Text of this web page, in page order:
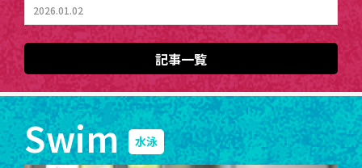
2026.01.02
記事一覧
Swim 水泳